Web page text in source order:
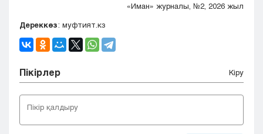
«Иман» журналы, №2, 2026 жыл
Дереккөз: муфтият.кз
Пікірлер Кіру